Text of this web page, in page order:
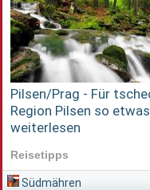
Pilsen/Prag - Für
Region Pilsen so
weiterlesen
Reisetipps
Südmähren